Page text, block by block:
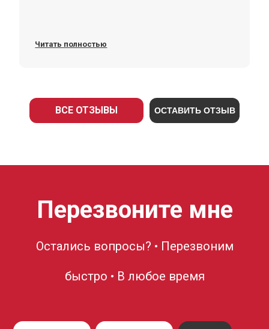
Читать полностью
ВСЕ ОТЗЫВЫ ОСТАВИТЬ ОТЗЫВ
Перезвоните мне
Остались вопросы? • Перезвоним
быстро • В любое время